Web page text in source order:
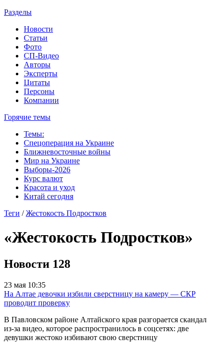
Разделы
Новости
Статьи
Фото
СП-Видео
Авторы
Эксперты
Цитаты
Персоны
Компании
Горячие темы
Темы:
Спецоперация на Украине
Ближневосточные войны
Мир на Украине
Выборы-2026
Курс валют
Красота и уход
Китай сегодня
Теги /Жестокость Подростков
«Жестокость Подростков»
Новости 128
23 мая 10:35
На Алтае девочки избили сверстницу на камеру — СКР
проводит проверку
В Павловском районе Алтайского края разгорается скандал
из-за видео, которое распространилось в соцсетях: две
девушки жестоко избивают свою сверстницу